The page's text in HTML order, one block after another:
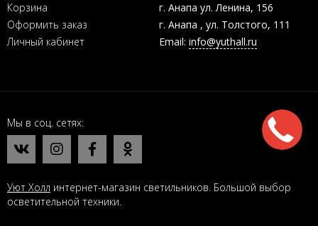
Корзина
Оформить заказ
Личный кабинет
г. Анапа ул. Ленина, 156
г. Анапа , ул. Толстого, 111
Email: info@yuthall.ru
Мы в соц. сетях
Уют Холл интернет-магазин светильников. Большой выбор
осветительной техники.